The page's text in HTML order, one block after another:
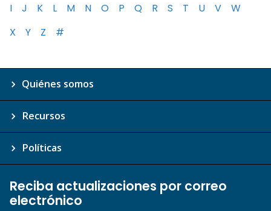
I
J K L M N O P Q R S T U V
W
X
Y Z #
Quiénes somos
Recursos
Políticas
Reciba actualizaciones por correo
electrónico